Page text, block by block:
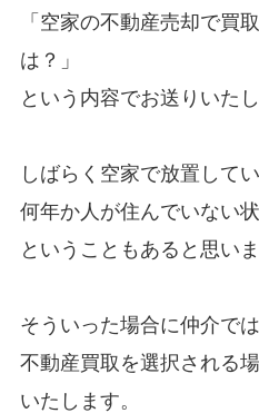
「空家の不動産売却で買
は？」
という内容でお送りいたし
しばらく空家で放置してい
何年か人が住んでいない
ということもあると思いま
そういった場合に仲介では
不動産買取を選択される
いたします。